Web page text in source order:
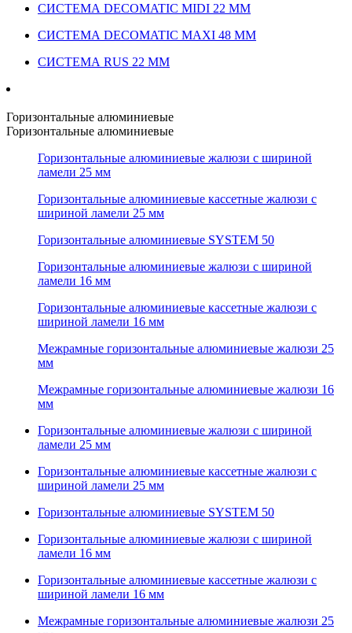
СИСТЕМА DECOMATIC MIDI 22 ММ
СИСТЕМА DECOMATIC MAXI 48 ММ
СИСТЕМА RUS 22 ММ
Горизонтальные алюминиевые
Горизонтальные алюминиевые
Горизонтальные алюминиевые жалюзи с шириной
ламели 25 мм
Горизонтальные алюминиевые кассетные жалюзи с
шириной ламели 25 мм
Горизонтальные алюминиевые SYSTEM 50
Горизонтальные алюминиевые жалюзи с шириной
ламели 16 мм
Горизонтальные алюминиевые кассетные жалюзи с
шириной ламели 16 мм
Межрамные горизонтальные алюминиевые жалюзи 25
мм
Межрамные горизонтальные алюминиевые жалюзи 16
мм
Горизонтальные алюминиевые жалюзи с шириной
ламели 25 мм
Горизонтальные алюминиевые кассетные жалюзи с
шириной ламели 25 мм
Горизонтальные алюминиевые SYSTEM 50
Горизонтальные алюминиевые жалюзи с шириной
ламели 16 мм
Горизонтальные алюминиевые кассетные жалюзи с
шириной ламели 16 мм
Межрамные горизонтальные алюминиевые жалюзи 25